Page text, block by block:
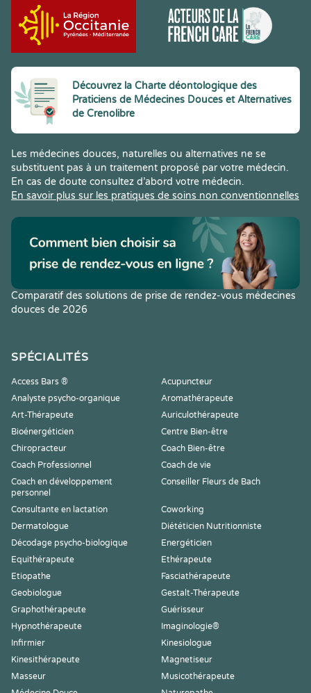
Découvrez la Charte déontologique des
Praticiens de Médecines Douces et Alternatives
de Crenolibre
Les médecines douces, naturelles ou alternatives ne se
substituent pas à un traitement proposé par votre médecin.
En cas de doute consultez d’abord votre médecin.
En savoir plus sur les pratiques de soins non conventionnelles
Comparatif des solutions de prise de rendez-vous médecines
douces de 2026
SPÉCIALITÉS
Access Bars ®
Acupuncteur
Analyste psycho-organique
Aromathérapeute
Art-Thérapeute
Auriculothérapeute
Bioénergéticien
Centre Bien-être
Chiropracteur
Coach Bien-être
Coach Professionnel
Coach de vie
Coach en développement
personnel
Conseiller Fleurs de Bach
Consultante en lactation
Coworking
Dermatologue
Diététicien Nutritionniste
Décodage psycho-biologique
Energéticien
Equithérapeute
Ethérapeute
Etiopathe
Fasciathérapeute
Geobiologue
Gestalt-Thérapeute
Graphothérapeute
Guérisseur
Hypnothérapeute
Imaginologie®
Infirmier
Kinesiologue
Kinesithérapeute
Magnetiseur
Masseur
Musicothérapeute